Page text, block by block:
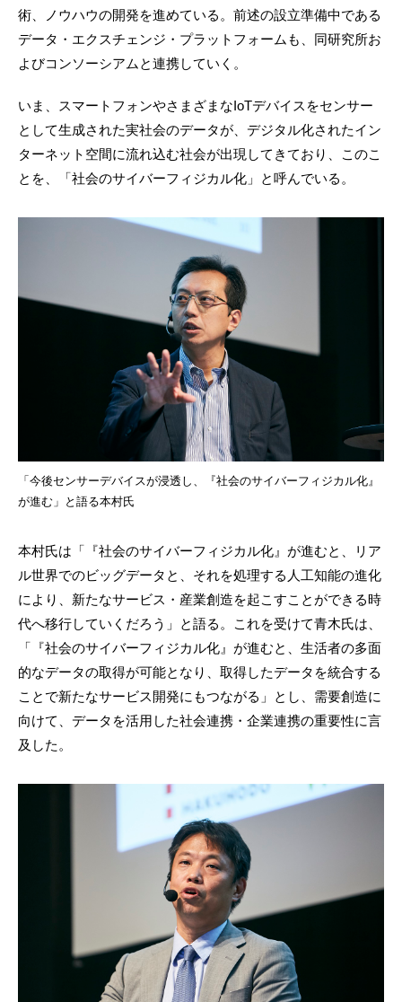
術、ノウハウの開発を進めている。前述の設立準備中である
データ・エクスチェンジ・プラットフォームも、同研究所お
よびコンソーシアムと連携していく。
いま、スマートフォンやさまざまなIoTデバイスをセンサー
として生成された実社会のデータが、デジタル化されたイン
ターネット空間に流れ込む社会が出現してきており、このこ
とを、「社会のサイバーフィジカル化」と呼んでいる。
「今後センサーデバイスが浸透し、『社会のサイバーフィジカル化』
が進む」と語る本村氏
本村氏は「『社会のサイバーフィジカル化』が進むと、リア
ル世界でのビッグデータと、それを処理する人工知能の進化
により、新たなサービス・産業創造を起こすことができる時
代へ移行していくだろう」と語る。これを受けて青木氏は、
「『社会のサイバーフィジカル化』が進むと、生活者の多面
的なデータの取得が可能となり、取得したデータを統合する
ことで新たなサービス開発にもつながる」とし、需要創造に
向けて、データを活用した社会連携・企業連携の重要性に言
及した。